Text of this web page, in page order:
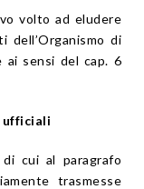
volto ad eludere
dell’Organismo di
ai sensi del cap. 6
cui al paragrafo
trasmesse